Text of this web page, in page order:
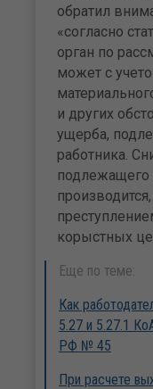
обратил
«согласно
орган по
может с
и других
ущерба,
работника.
подлежащего
корыстных
Еще по теме:
Как
5.27 и 5.27.1
РФ № 45
При расчете